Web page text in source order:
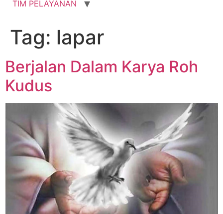
TIM PELAYANAN
Tag: lapar
Berjalan Dalam Karya Roh
Kudus